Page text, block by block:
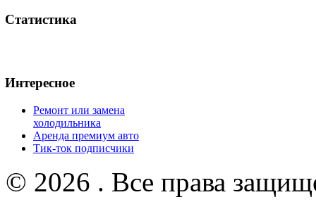
Статистика
Интересное
Ремонт или замена
холодильника
Аренда премиум авто
Тик-ток подписчики
© 2026 . Все права